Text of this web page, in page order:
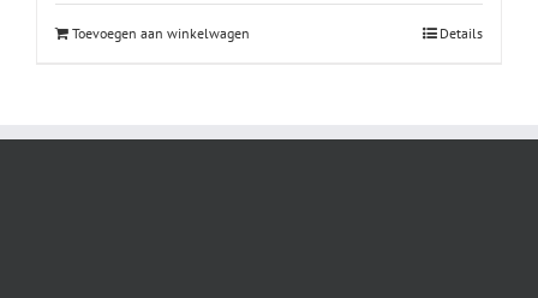
Toevoegen aan winkelwagen Details